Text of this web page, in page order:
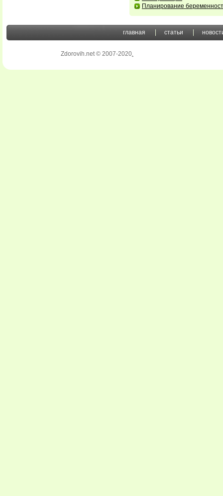
Планирование
главная статьи
Zdorovih.net © 2007-2020